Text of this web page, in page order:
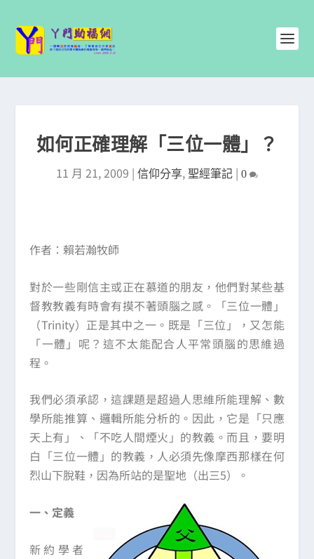
如何正確理解「三位一體」？
11 月 21, 2009 | 信仰分享, 聖經筆記 | 0
作者：賴若瀚牧師
對於一些剛信主或正在慕道的朋友，他們對某些基
督教教義有時會有摸不著頭腦之感。「三位一體」
（Trinity）正是其中之一。既是「三位」，又怎能
「一體」呢？這不太能配合人平常頭腦的思維過
程。
我們必須承認，這課題是超過人思維所能理解、數
學所能推算、邏輯所能分析的。因此，它是「只應
天上有」、「不吃人間煙火」的教義。而且，要明
白「三位一體」的教義，人必須先像摩西那樣在何
烈山下脫鞋，因為所站的是聖地（出三5）。
一、定義
新約學者